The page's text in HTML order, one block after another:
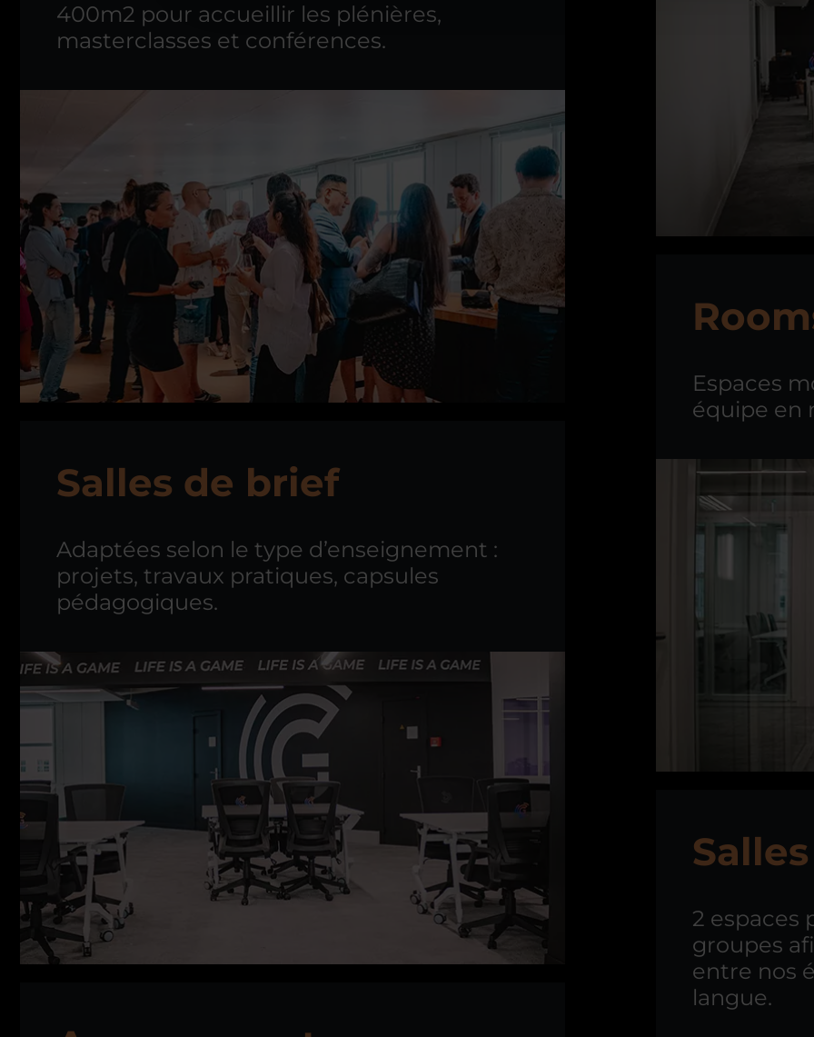
400m2 pour accueillir les plénières,
masterclasses et conférences.
Salles de brief
Adaptées selon le type d’enseignement :
projets, travaux pratiques, capsules
pédagogiques.
Espaces
équipe en
2 espaces
groupes
entre nos
langue.